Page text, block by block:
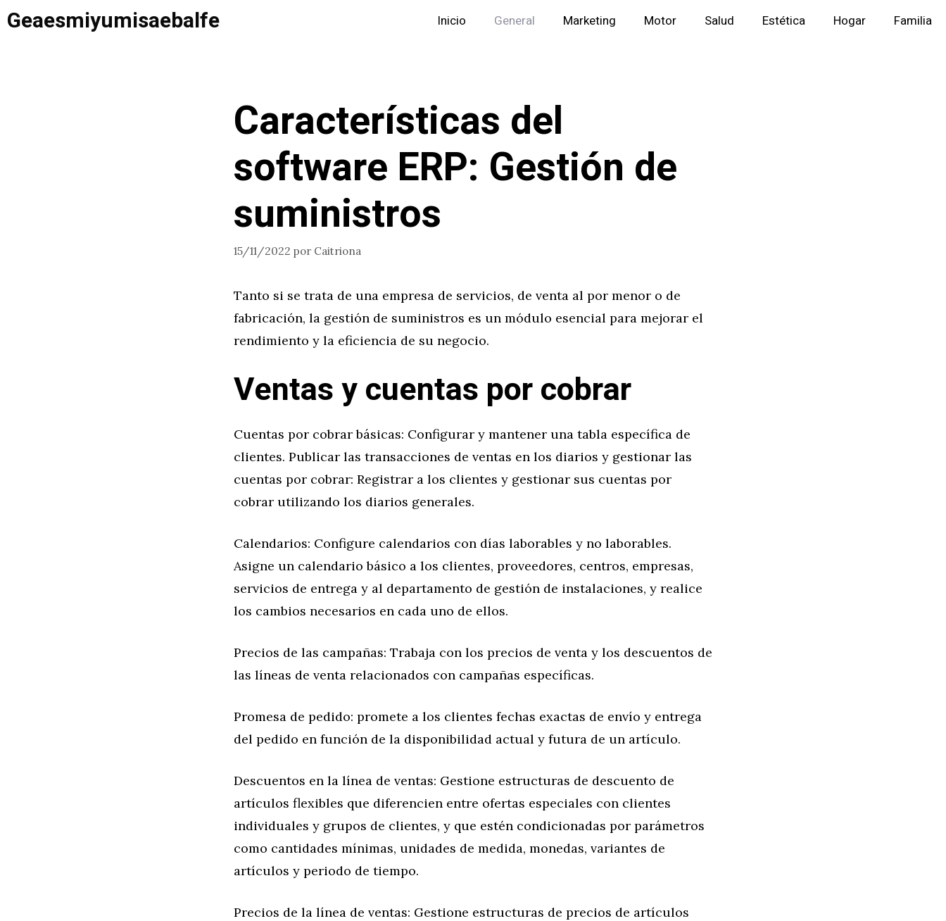
Saltar
Geaesmiyumisaebalfe Inicio General Marketing Motor Salud Estética Hogar Familia
Características del
software ERP: Gestión de
suministros
15/11/2022 por Caitriona
Tanto si se trata de una empresa de servicios, de venta al por menor o de
fabricación, la gestión de suministros es un módulo esencial para mejorar el
rendimiento y la eficiencia de su negocio.
Ventas y cuentas por cobrar
Cuentas por cobrar básicas: Configurar y mantener una tabla específica de
clientes. Publicar las transacciones de ventas en los diarios y gestionar las
cuentas por cobrar: Registrar a los clientes y gestionar sus cuentas por
cobrar utilizando los diarios generales.
Calendarios: Configure calendarios con días laborables y no laborables.
Asigne un calendario básico a los clientes, proveedores, centros, empresas,
servicios de entrega y al departamento de gestión de instalaciones, y realice
los cambios necesarios en cada uno de ellos.
Precios de las campañas: Trabaja con los precios de venta y los descuentos de
las líneas de venta relacionados con campañas específicas.
Promesa de pedido: promete a los clientes fechas exactas de envío y entrega
del pedido en función de la disponibilidad actual y futura de un artículo.
Descuentos en la línea de ventas: Gestione estructuras de descuento de
artículos flexibles que diferencien entre ofertas especiales con clientes
individuales y grupos de clientes, y que estén condicionadas por parámetros
como cantidades mínimas, unidades de medida, monedas, variantes de
artículos y periodo de tiempo.
Precios de la línea de ventas: Gestione estructuras de precios de artículos